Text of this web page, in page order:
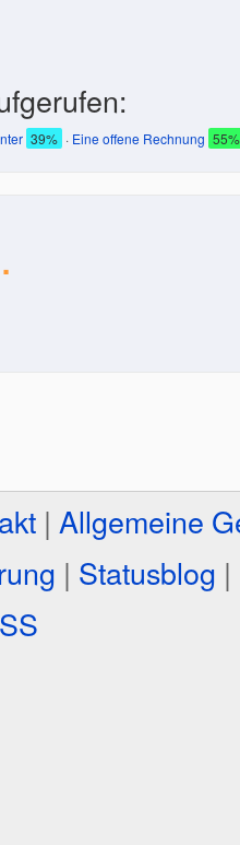
39% · Eine offene Rechnung 55%
.
| Allgemeine
| Statusblog |